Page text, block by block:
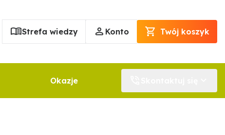
Strefa wiedzy Konto Twój koszyk
Okazje